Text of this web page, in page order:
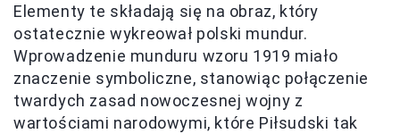
Elementy te składają się na obraz, który
ostatecznie wykreował polski mundur.
Wprowadzenie munduru wzoru 1919 miało
znaczenie symboliczne, stanowiąc połączenie
twardych zasad nowoczesnej wojny z
wartościami narodowymi, które Piłsudski tak